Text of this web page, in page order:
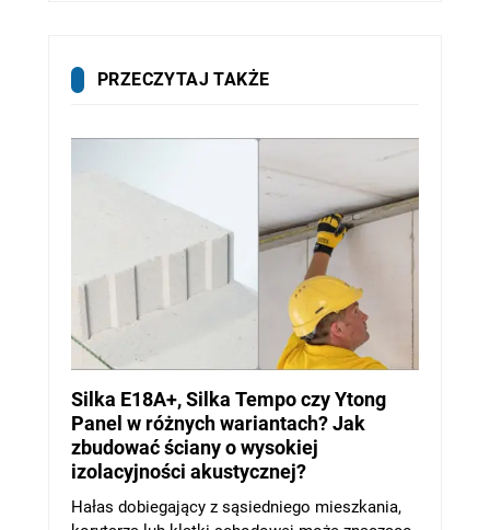
PRZECZYTAJ TAKŻE
Silka E18A+, Silka Tempo czy Ytong
Panel w różnych wariantach? Jak
zbudować ściany o wysokiej
izolacyjności akustycznej?
Hałas dobiegający z sąsiedniego mieszkania,